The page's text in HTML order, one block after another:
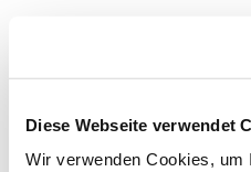
Diese Webseite verwendet
Wir verwenden Cookies, um
Gottesdienstin